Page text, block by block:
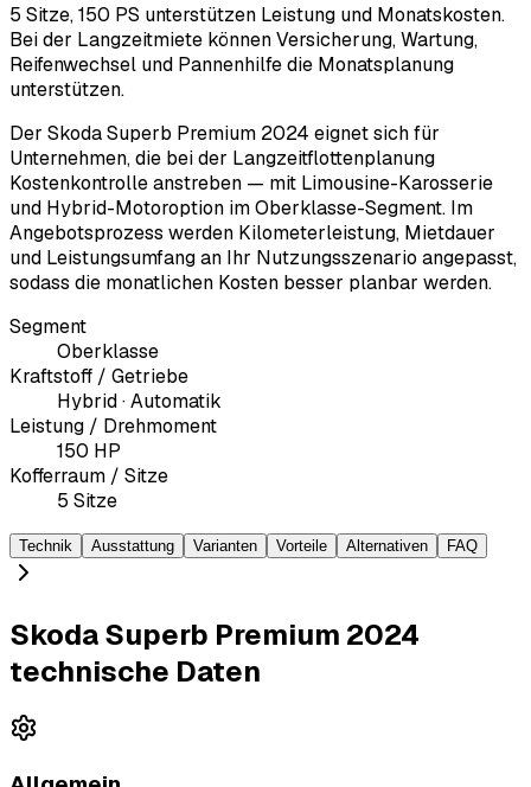
5 Sitze, 150 PS unterstützen Leistung und Monatskosten.
Bei der Langzeitmiete können Versicherung, Wartung,
Reifenwechsel und Pannenhilfe die Monatsplanung
unterstützen.
Der Skoda Superb Premium 2024 eignet sich für
Unternehmen, die bei der Langzeitflottenplanung
Kostenkontrolle anstreben — mit Limousine-Karosserie
und Hybrid-Motoroption im Oberklasse-Segment. Im
Angebotsprozess werden Kilometerleistung, Mietdauer
und Leistungsumfang an Ihr Nutzungsszenario angepasst,
sodass die monatlichen Kosten besser planbar werden.
Segment
Oberklasse
Kraftstoff / Getriebe
Hybrid · Automatik
Leistung / Drehmoment
150 HP
Kofferraum / Sitze
5 Sitze
Technik Ausstattung Varianten Vorteile Alternativen FAQ
Skoda Superb Premium 2024
technische Daten